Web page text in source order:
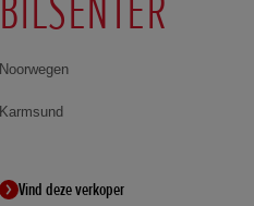
Noorwegen
Karmsund
Vind deze verkoper